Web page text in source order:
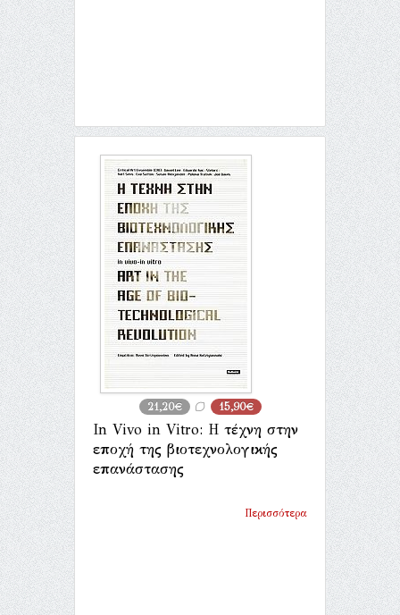
21,20€ 15,90€
In Vivo in Vitro: Η τέχνη στην
εποχή της βιοτεχνολογικής
επανάστασης
Περισσότερα